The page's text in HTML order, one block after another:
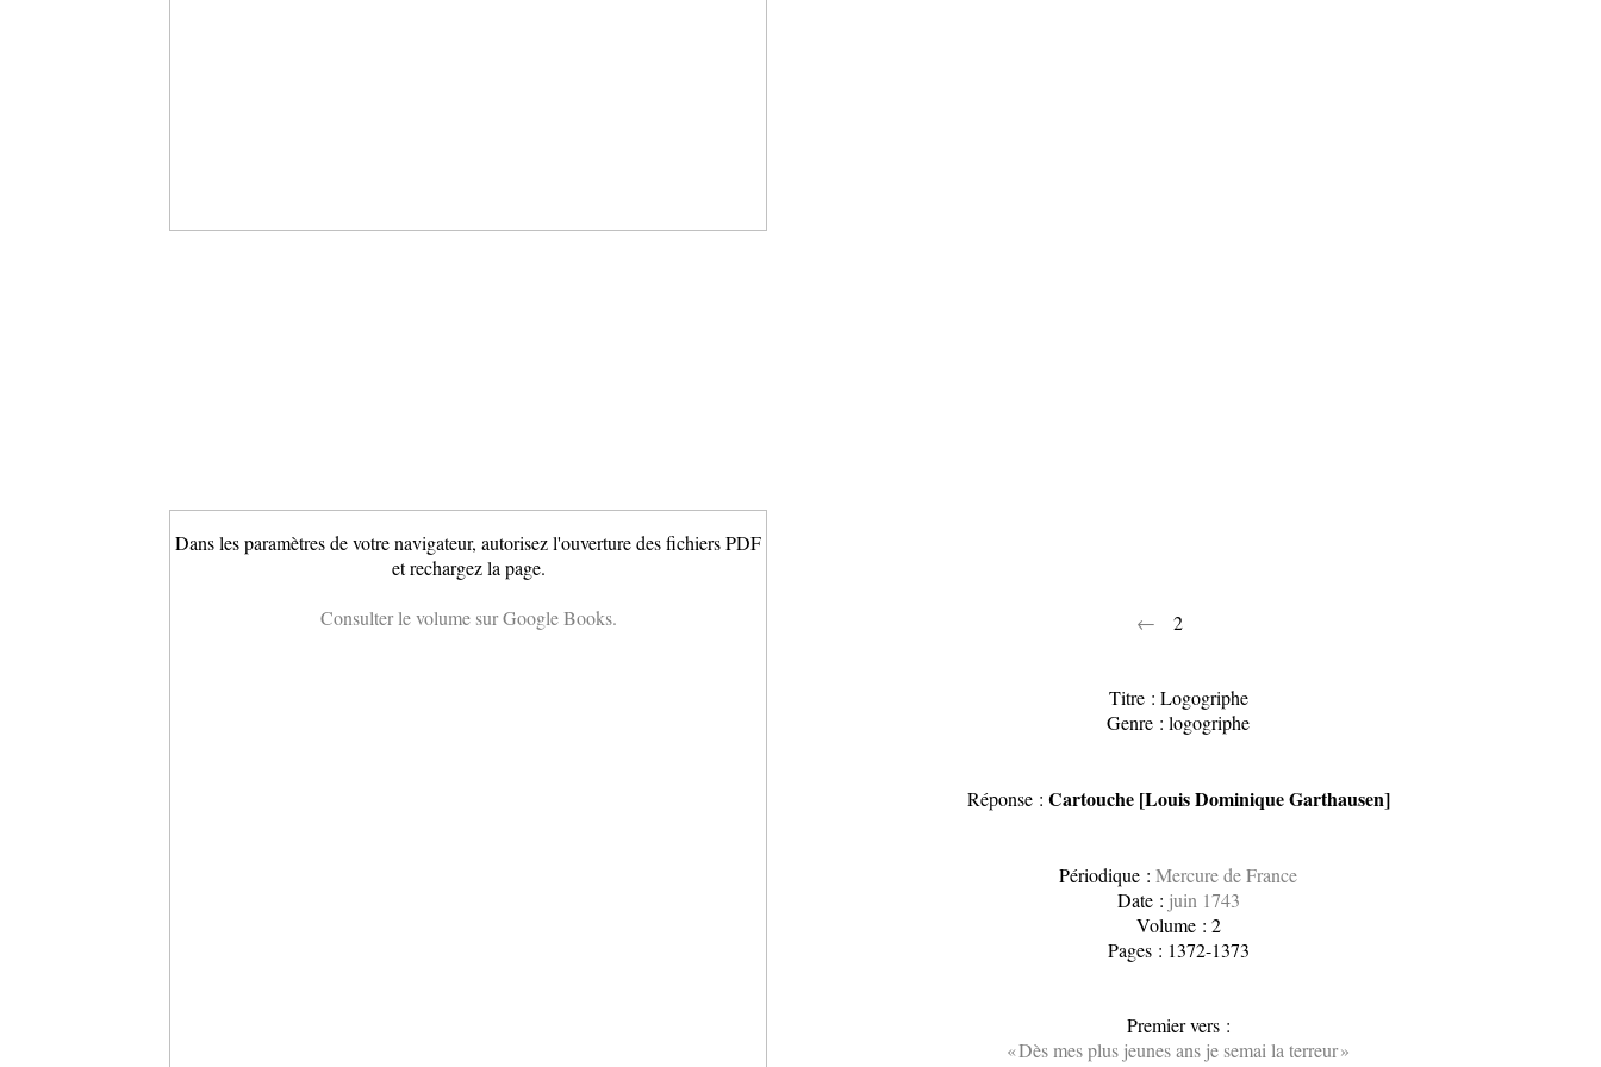
Dans les paramètres de votre navigateur, autorisez l'ouverture des fichiers PDF
et rechargez la page.
Consulter le volume sur Google Books.
← 2
Titre : Logogriphe
Genre : logogriphe
Réponse : Cartouche [Louis Dominique Garthausen]
Périodique :Mercure de France
Date : juin 1743
Volume : 2
Pages : 1372-1373
Premier vers :
« Dès mes plus jeunes ans je semai la terreur »